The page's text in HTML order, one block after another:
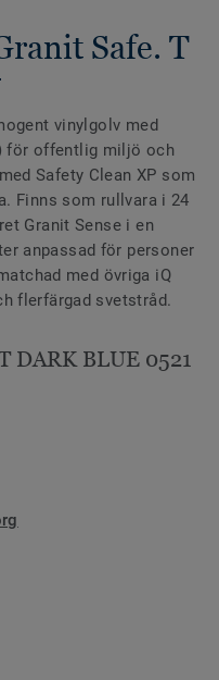
Safe. T
vinylgolv med
för offentlig miljö och
Safety Clean XP som
Finns som rullvara i 24
Granit Sense i en
anpassad för personer
med övriga iQ
flerfärgad svetstråd.
DARK BLUE 0521